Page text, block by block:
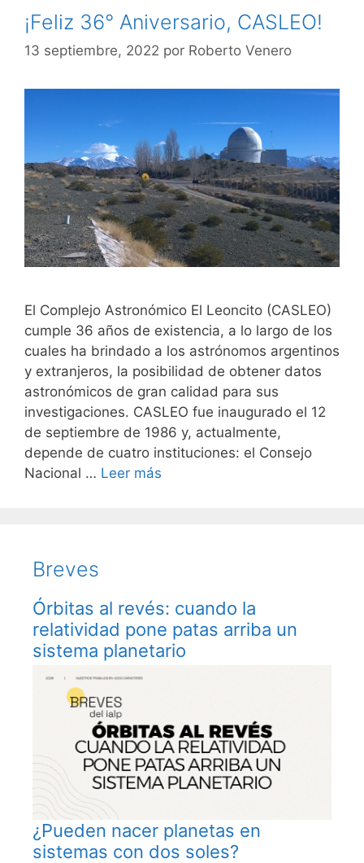
¡Feliz 36° Aniversario, CASLEO!
13 septiembre, 2022 por Roberto Venero
El Complejo Astronómico El Leoncito (CASLEO)
cumple 36 años de existencia, a lo largo de los
cuales ha brindado a los astrónomos argentinos
y extranjeros, la posibilidad de obtener datos
astronómicos de gran calidad para sus
investigaciones. CASLEO fue inaugurado el 12
de septiembre de 1986 y, actualmente,
depende de cuatro instituciones: el Consejo
Nacional … Leer más
Breves
Órbitas al revés: cuando la
relatividad pone patas arriba un
sistema planetario
¿Pueden nacer planetas en
sistemas con dos soles?